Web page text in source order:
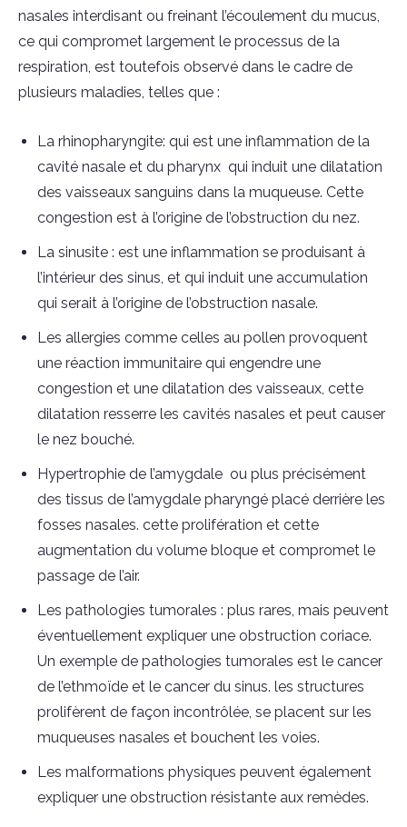
nasales interdisant ou freinant l’écoulement du mucus,
ce qui compromet largement le processus de la
respiration, est toutefois observé dans le cadre de
plusieurs maladies, telles que :
La rhinopharyngite: qui est une inflammation de la
cavité nasale et du pharynx qui induit une dilatation
des vaisseaux sanguins dans la muqueuse. Cette
congestion est à l’origine de l’obstruction du nez.
La sinusite : est une inflammation se produisant à
l’intérieur des sinus, et qui induit une accumulation
qui serait à l’origine de l’obstruction nasale.
Les allergies comme celles au pollen provoquent
une réaction immunitaire qui engendre une
congestion et une dilatation des vaisseaux, cette
dilatation resserre les cavités nasales et peut causer
le nez bouché.
Hypertrophie de l’amygdale ou plus précisément
des tissus de l’amygdale pharyngé placé derrière les
fosses nasales. cette prolifération et cette
augmentation du volume bloque et compromet le
passage de l’air.
Les pathologies tumorales : plus rares, mais peuvent
éventuellement expliquer une obstruction coriace.
Un exemple de pathologies tumorales est le cancer
de l’ethmoïde et le cancer du sinus. les structures
prolifèrent de façon incontrôlée, se placent sur les
muqueuses nasales et bouchent les voies.
Les malformations physiques peuvent également
expliquer une obstruction résistante aux remèdes.